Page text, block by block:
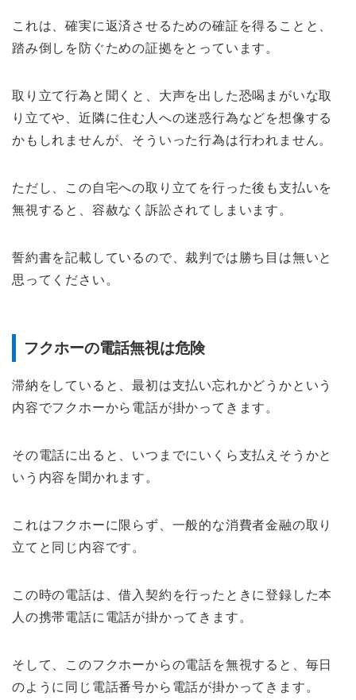
これは、確実に返済させるための確証を得ることと、
踏み倒しを防ぐための証拠をとっています。
取り立て行為と聞くと、大声を出した恐喝まがいな取
り立てや、近隣に住む人への迷惑行為などを想像する
かもしれませんが、そういった行為は行われません。
ただし、この自宅への取り立てを行った後も支払いを
無視すると、容赦なく訴訟されてしまいます。
誓約書を記載しているので、裁判では勝ち目は無いと
思ってください。
フクホーの電話無視は危険
滞納をしていると、最初は支払い忘れかどうかという
内容でフクホーから電話が掛かってきます。
その電話に出ると、いつまでにいくら支払えそうかと
いう内容を聞かれます。
これはフクホーに限らず、一般的な消費者金融の取り
立てと同じ内容です。
この時の電話は、借入契約を行ったときに登録した本
人の携帯電話に電話が掛かってきます。
そして、このフクホーからの電話を無視すると、毎日
のように同じ電話番号から電話が掛かってきます。